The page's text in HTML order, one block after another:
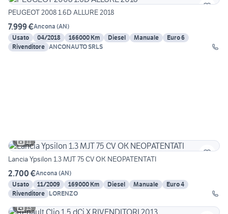
PEUGEOT 2008 1.6D ALLURE 2018
7.999 €Ancona (AN)
Usato
04/2018 166000 Km Diesel Manuale
Euro 6
Rivenditore ANCONAUTO SRLS
11
Lancia Ypsilon 1.3 MJT 75 CV OK NEOPATENTATI
2.700 €Ancona (AN)
Usato
11/2009 169000 Km Diesel Manuale
Euro 4
Rivenditore LORENZO
13